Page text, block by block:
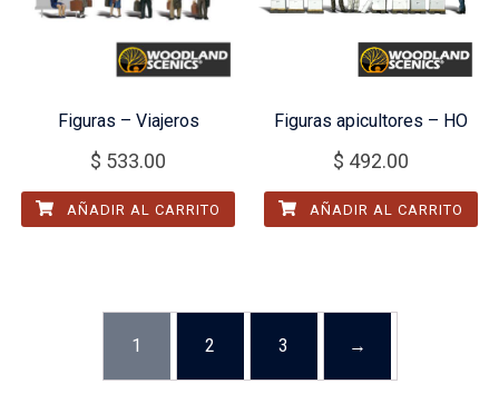
Figuras – Viajeros
$ 533.00
AÑADIR AL CARRITO
Figuras apicultores – HO
$ 492.00
AÑADIR AL CARRITO
1 2 3 →